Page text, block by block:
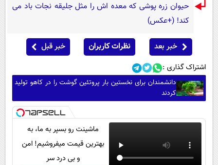
حیوان زره پوشی که معده اش را مثل جلیقه نجات باد می
کند! (+عکس)
خبر بعد نظرات کاربران خبر قبل
اشتراک گذاری :
دانشمندان برای نخستین بار پروتئین گوشت را در کاهو تولید
کردند
ماشینت رو بسپر به ما، به
بهترین قیمت میفروشیم! امن
و بی درد سر